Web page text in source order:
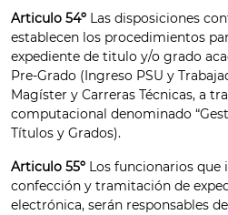
Articulo 54º Las disposiciones
establecen los procedimientos
expediente de titulo y/o grado
Pre-Grado (Ingreso PSU y
Magíster y Carreras Técnicas, a
computacional denominado
Títulos y Grados).
Articulo 55º Los funcionarios que
confección y tramitación de
electrónica, serán responsables